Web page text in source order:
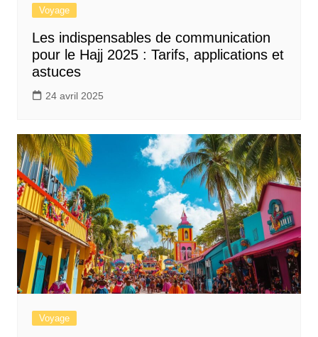
Voyage
Les indispensables de communication
pour le Hajj 2025 : Tarifs, applications et
astuces
24 avril 2025
Voyage